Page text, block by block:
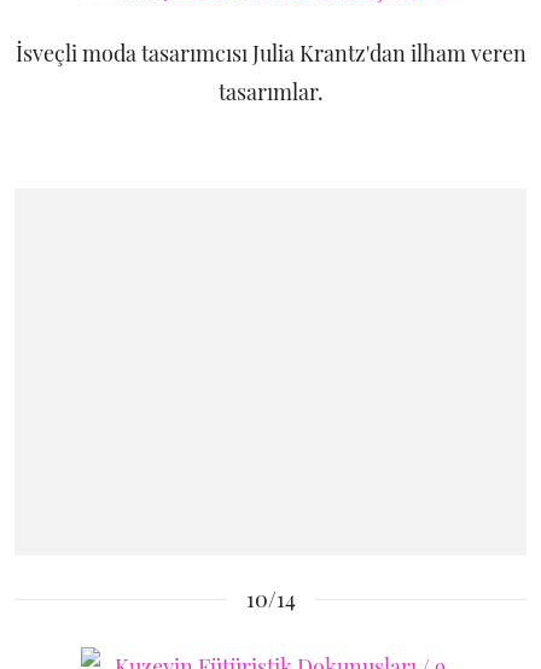
İsveçli moda tasarımcısı Julia Krantz'dan ilham veren
tasarımlar.
10/14